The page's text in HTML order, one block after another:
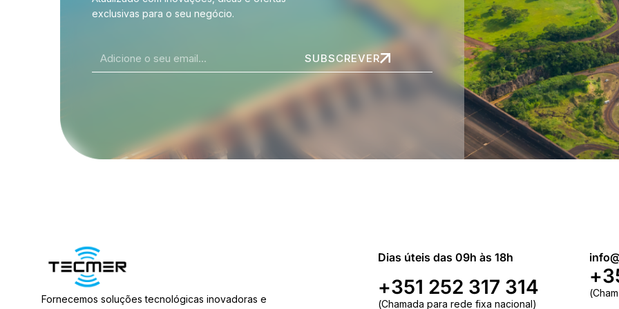
exclusivas para o seu negócio.
SUBSCREVER
Fornecemos soluções tecnológicas inovadoras e
Dias úteis das 09h às 18h
+351 252 317 314
(Chamada para rede fixa nacional)